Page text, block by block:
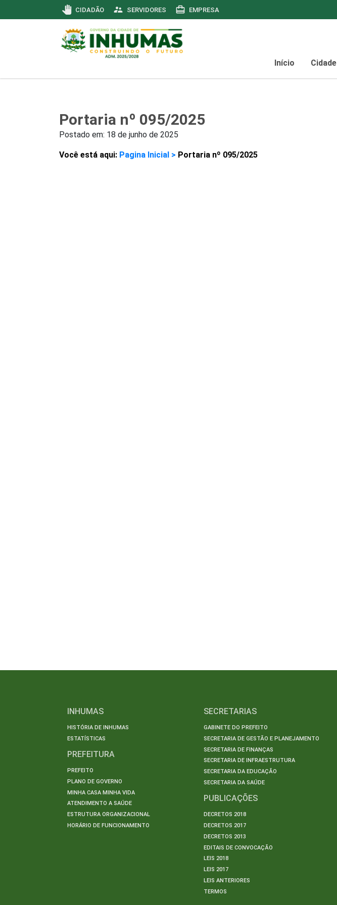
pan_tool CIDADÃO supervisor_account SERVIDORES card_travel EMPRESA
Início Cidade
Portaria nº 095/2025
Postado em: 18 de junho de 2025
Você está aqui: Pagina Inicial > Portaria nº 095/2025
INHUMAS
HISTÓRIA DE INHUMAS
ESTATÍSTICAS
PREFEITURA
PREFEITO
PLANO DE GOVERNO
MINHA CASA MINHA VIDA
ATENDIMENTO A SAÚDE
ESTRUTURA ORGANIZACIONAL
HORÁRIO DE FUNCIONAMENTO
SECRETARIAS
GABINETE DO PREFEITO
SECRETARIA DE GESTÃO E PLANEJAMENTO
SECRETARIA DE FINANÇAS
SECRETARIA DE INFRAESTRUTURA
SECRETARIA DA EDUCAÇÃO
SECRETARIA DA SAÚDE
PUBLICAÇÕES
DECRETOS 2018
DECRETOS 2017
DECRETOS 2013
EDITAIS DE CONVOCAÇÃO
LEIS 2018
LEIS 2017
LEIS ANTERIORES
TERMOS